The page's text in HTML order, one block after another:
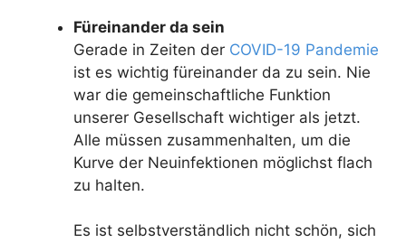
Füreinander da sein
Gerade in Zeiten der COVID-19 Pandemie
ist es wichtig füreinander da zu sein. Nie
war die gemeinschaftliche Funktion
unserer Gesellschaft wichtiger als jetzt.
Alle müssen zusammenhalten, um die
Kurve der Neuinfektionen möglichst flach
zu halten.
Es ist selbstverständlich nicht schön, sich